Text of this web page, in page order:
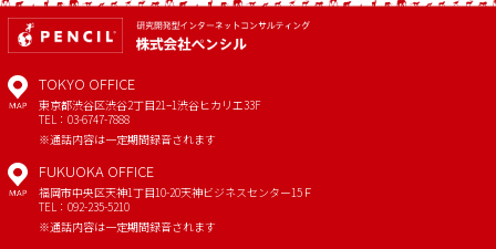
MAP
TOKYO OFFICE
東京都渋谷区渋谷2丁目21−1渋谷ヒカリエ33F
TEL：03-6747-7888
※通話内容は一定期間録音されます
MAP
FUKUOKA OFFICE
福岡市中央区天神1丁目10-20天神ビジネスセンター15Ｆ
TEL：092-235-5210
※通話内容は一定期間録音されます